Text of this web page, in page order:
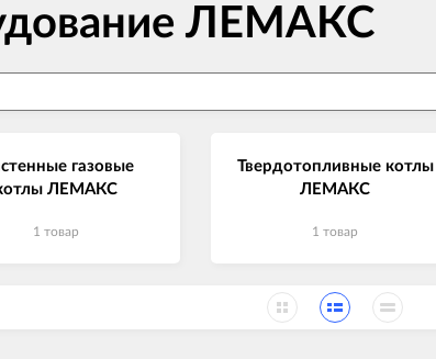
ЛЕМАКС
газовые
ЛЕМАКС
1 товар
Твердотопливные котлы
ЛЕМАКС
1 товар